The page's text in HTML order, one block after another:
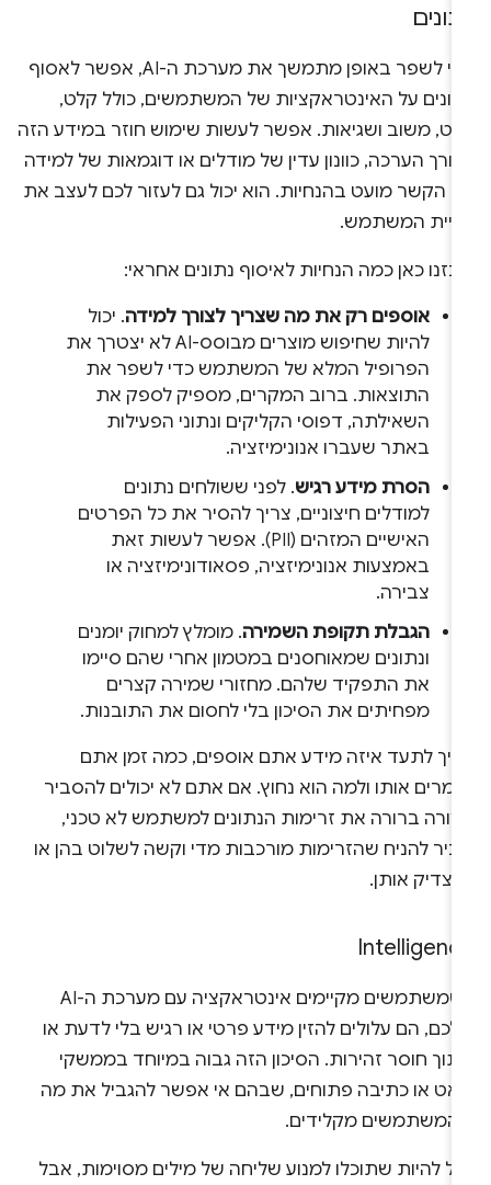
כדי לשפר באופן מתמשך את מערכת ה-AI, אפשר לאסוף
על האינטראקציות של המשתמשים, כולל קלט,
משוב ושגיאות. אפשר לעשות שימוש חוזר במידע הזה
הערכה, כוונון עדין של מודלים או דוגמאות של למידה
הקשר מועט בהנחיות. הוא יכול גם לעזור לכם לעצב את
המשתמש.
כאן כמה הנחיות לאיסוף נתונים אחראי:
אוספים רק את מה שצריך לצורך למידה. יכול
להיות שחיפוש מוצרים מבוסס-AI לא יצטרך את
הפרופיל המלא של המשתמש כדי לשפר את
התוצאות. ברוב המקרים, מספיק לספק את
השאילתה, דפוסי הקליקים ונתוני הפעילות
באתר שעברו אנונימיזציה.
הסרת מידע רגיש. לפני ששולחים נתונים
למודלים חיצוניים, צריך להסיר את כל הפרטים
האישיים המזהים (PII). אפשר לעשות זאת
באמצעות אנונימיזציה, פסאודונימיזציה או
צבירה.
הגבלת תקופת השמירה. מומלץ למחוק יומנים
ונתונים שמאוחסנים במטמון אחרי שהם סיימו
את התפקיד שלהם. מחזורי שמירה קצרים
מפחיתים את הסיכון בלי לחסום את התובנות.
לתעד איזה מידע אתם אוספים, כמה זמן אתם
אותו ולמה הוא נחוץ. אם אתם לא יכולים להסביר
ברורה את זרימות הנתונים למשתמש לא טכני,
להניח שהזרימות מורכבות מדי וקשה לשלוט בהן או
אותן.
כשמשתמשים מקיימים אינטראקציה עם מערכת ה-AI
הם עלולים להזין מידע פרטי או רגיש בלי לדעת או
חוסר זהירות. הסיכון הזה גבוה במיוחד בממשקי
או כתיבה פתוחים, שבהם אי אפשר להגביל את מה
מקלידים.
להיות שתוכלו למנוע שליחה של מילים מסוימות, אבל